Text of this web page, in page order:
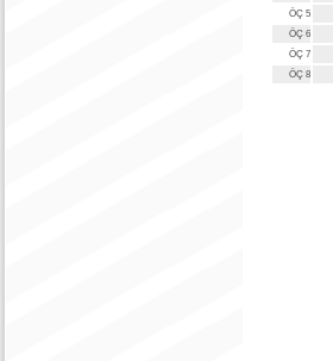
ÖÇ 5
ÖÇ 6
ÖÇ 7
ÖÇ 8